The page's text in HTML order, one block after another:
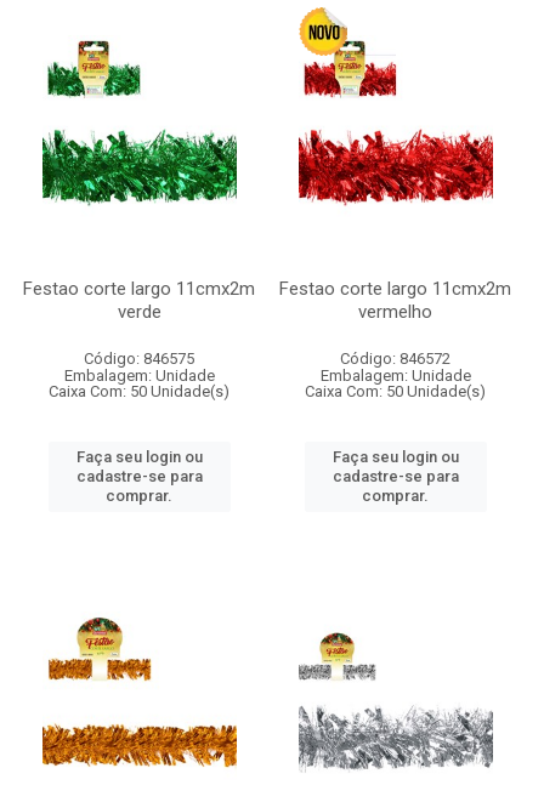
Festao corte largo 11cmx2m
verde
Código: 846575
Embalagem: Unidade
Caixa Com: 50 Unidade(s)
Faça seu login ou
cadastre-se para
comprar.
Festao corte largo 11cmx2m
vermelho
Código: 846572
Embalagem: Unidade
Caixa Com: 50 Unidade(s)
Faça seu login ou
cadastre-se para
comprar.